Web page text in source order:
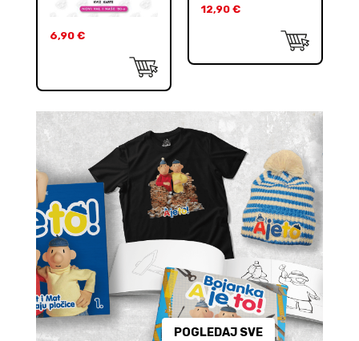
6,90 €
12,90 €
POGLEDAJ SVE